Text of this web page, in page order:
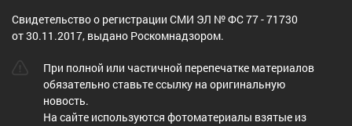
Cвидетельство о регистрации СМИ ЭЛ № ФС 77 - 71730
от 30.11.2017, выдано Роскомнадзором.
При полной или частичной перепечатке материалов
обязательно ставьте ссылку на оригинальную
новость.
На сайте используются фотоматериалы взятые из